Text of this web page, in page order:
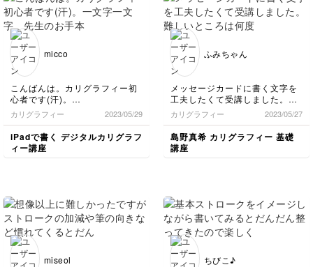
なかなか上手く書けない
時、私もありました💦そ
てまた上達した感じがし
ださっていると思うの
で、楽しみながら思い切
って一筆で書いてみてく
ださいね✨
micco
こんばんは。カリグラフィー初
心者です(汗)。
一文字一文字、先生のお手本を
見ながら、何回も動画を止めて
練習しました．時間が経つのも
忘れるくらい集中しました。画
像は小文字だけですが、大文字
カリグラフィー 2023/05/29
iPadで書く デジタルカリグラフ
ィー講座
ふみちゃん
メッセージカードに書く文字を
工夫したくて受講しました。
難しいところは何度も見直して
練習しました。書いているうち
に楽しくなって、一気に進めて
しまいました。
カリグラフィー 2023/05/27
島野真希 カリグラフィー 基礎
講座
miseol ちびこ♪